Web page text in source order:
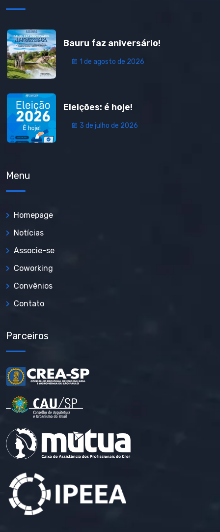
Bauru faz aniversário!
1 de agosto de 2026
Eleições: é hoje!
3 de julho de 2026
Menu
Homepage
Notícias
Associe-se
Coworking
Convênios
Contato
Parceiros